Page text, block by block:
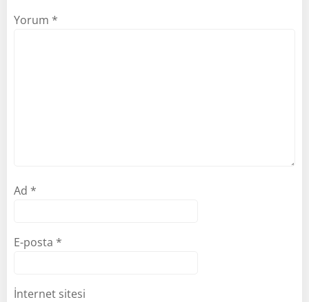
Yorum *
Ad *
E-posta *
İnternet sitesi